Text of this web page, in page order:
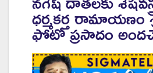
ధర్మకర్త రామాయణం
ఫోటో ప్రసాదం